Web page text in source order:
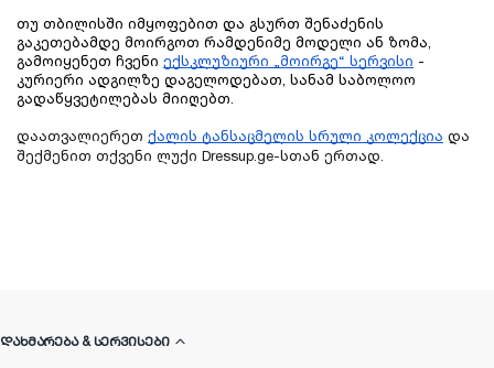
თუ თბილისში იმყოფებით და გსურთ შენაძენის
გაკეთებამდე მოირგოთ რამდენიმე მოდელი ან ზომა,
გამოიყენეთ ჩვენი ექსკლუზიური „მოირგე“ სერვისი -
კურიერი ადგილზე დაგელოდებათ, სანამ საბოლოო
გადაწყვეტილებას მიიღებთ.
დაათვალიერეთ ქალის ტანსაცმელის სრული კოლექცია და
შექმენით თქვენი ლუქი Dressup.ge-სთან ერთად.
ᲓᲐᲮᲛᲐᲠᲔᲑᲐ & ᲡᲔᲠᲕᲘᲡᲔᲑᲘ